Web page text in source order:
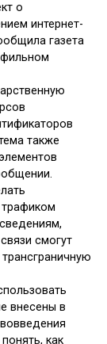
о
интернет-
газета
также
смогут
внесены в
как